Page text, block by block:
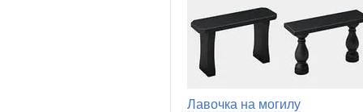
Лавочка на могилу